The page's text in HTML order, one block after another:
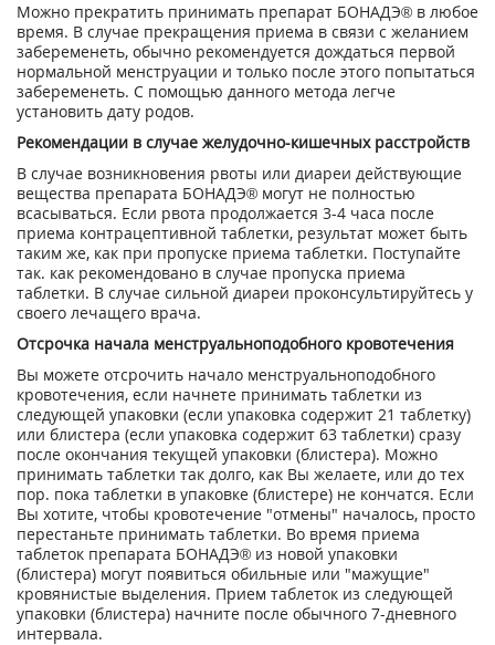
Можно прекратить принимать препарат БОНАДЭ® в любое
время. В случае прекращения приема в связи с желанием
забеременеть, обычно рекомендуется дождаться первой
нормальной менструации и только после этого попытаться
забеременеть. С помощью данного метода легче
установить дату родов.
Рекомендации в случае желудочно-кишечных расстройств
В случае возникновения рвоты или диареи действующие
вещества препарата БОНАДЭ® могут не полностью
всасываться. Если рвота продолжается 3-4 часа после
приема контрацептивной таблетки, результат может быть
таким же, как при пропуске приема таблетки. Поступайте
так. как рекомендовано в случае пропуска приема
таблетки. В случае сильной диареи проконсультируйтесь у
своего лечащего врача.
Отсрочка начала менструальноподобного кровотечения
Вы можете отсрочить начало менструальноподобного
кровотечения, если начнете принимать таблетки из
следующей упаковки (если упаковка содержит 21 таблетку)
или блистера (если упаковка содержит 63 таблетки) сразу
после окончания текущей упаковки (блистера). Можно
принимать таблетки так долго, как Вы желаете, или до тех
пор. пока таблетки в упаковке (блистере) не кончатся. Если
Вы хотите, чтобы кровотечение "отмены" началось, просто
перестаньте принимать таблетки. Во время приема
таблеток препарата БОНАДЭ® из новой упаковки
(блистера) могут появиться обильные или "мажущие"
кровянистые выделения. Прием таблеток из следующей
упаковки (блистера) начните после обычного 7-дневного
интервала.